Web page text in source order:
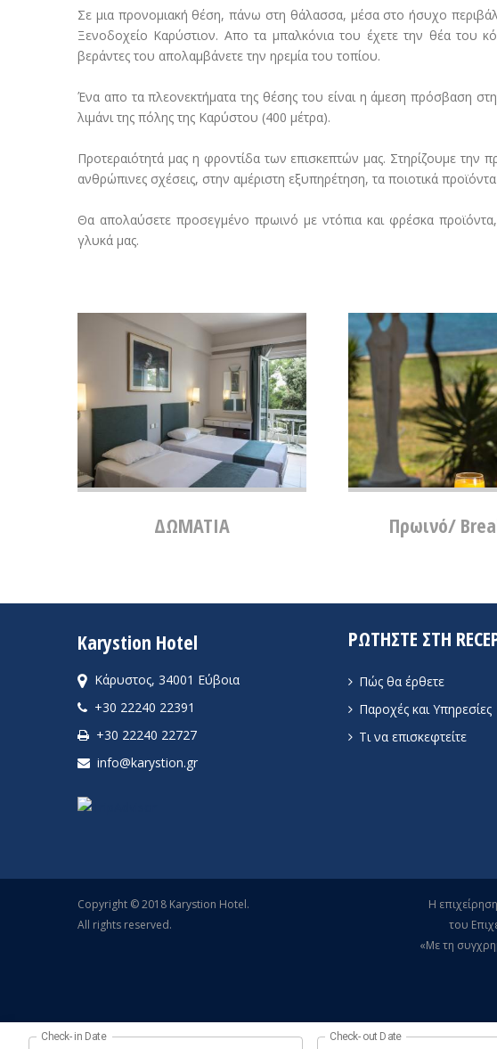
Σε μια προνομιακή θέση, πάνω στη θάλασσα, μέσα στο ήσυχο
Ξενοδοχείο Καρύστιον. Απο τα μπαλκόνια του έχετε την θέα του
βεράντες του απολαμβάνετε την ηρεμία του τοπίου.
Ένα απο τα πλεονεκτήματα της θέσης του είναι η άμεση πρόσβαση
λιμάνι της πόλης της Καρύστου (400 μέτρα).
Προτεραιότητά μας η φροντίδα των επισκεπτών μας. Στηρίζουμε την
ανθρώπινες σχέσεις, στην αμέριστη εξυπηρέτηση, τα ποιοτικά
Θα απολαύσετε προσεγμένο πρωινό με ντόπια και φρέσκα προϊόντα,
γλυκά μας.
ΔΩΜΑΤΙΑ Πρωινό/
Karystion Hotel
Κάρυστος, 34001 Εύβοια
+30 22240 22391
+30 22240 22727
info@karystion.gr
ΡΩΤΗΣΤΕ ΣΤΗ
Πώς θα έρθετε
Παροχές και Υπηρεσίες
Τι να επισκεφτείτε
Copyright © 2018 Karystion Hotel.
All rights reserved.
Η
του
«Με τη